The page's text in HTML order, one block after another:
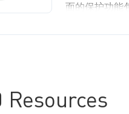
面的保护功能
Resources